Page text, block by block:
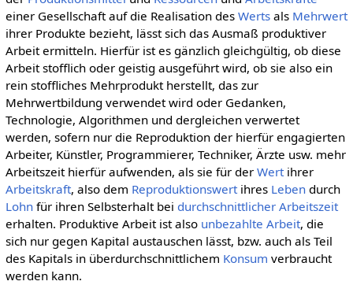
einer Gesellschaft auf die Realisation des Wertsals Mehrwert
ihrer Produkte bezieht, lässt sich das Ausmaß produktiver
Arbeit ermitteln. Hierfür ist es gänzlich gleichgültig, ob diese
Arbeit stofflich oder geistig ausgeführt wird, ob sie also ein
rein stoffliches Mehrprodukt herstellt, das zur
Mehrwertbildung verwendet wird oder Gedanken,
Technologie, Algorithmen und dergleichen verwertet
werden, sofern nur die Reproduktion der hierfür engagierten
Arbeiter, Künstler, Programmierer, Techniker, Ärzte usw. mehr
Arbeitszeit hierfür aufwenden, als sie für der Wertihrer
Arbeitskraft, also dem Reproduktionswertihres Lebendurch
Lohnfür ihren Selbsterhalt bei durchschnittlicher Arbeitszeit
erhalten. Produktive Arbeit ist also unbezahlte Arbeit, die
sich nur gegen Kapital austauschen lässt, bzw. auch als Teil
des Kapitals in überdurchschnittlichem Konsum verbraucht
werden kann.